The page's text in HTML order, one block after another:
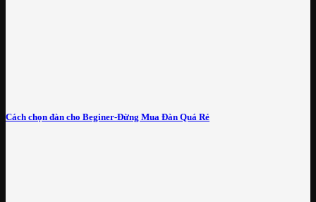
Cách chọn đàn cho Beginer-Đừng Mua Đàn Quá Rẻ